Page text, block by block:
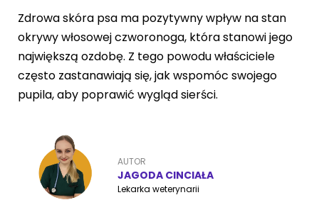
Sznaucer miniaturowy
Golden retriever
Buldog francuski
Wyszukiwarka ras psów
Kot perski
Kot rosyjski niebieski
Zdrowa skóra psa ma pozytywny wpływ na stan
okrywy włosowej czworonoga, która stanowi jego
największą ozdobę. Z tego powodu właściciele
często zastanawiają się, jak wspomóc swojego
pupila, aby poprawić wygląd sierści.
AUTOR
JAGODA CINCIAŁA
Lekarka weterynarii